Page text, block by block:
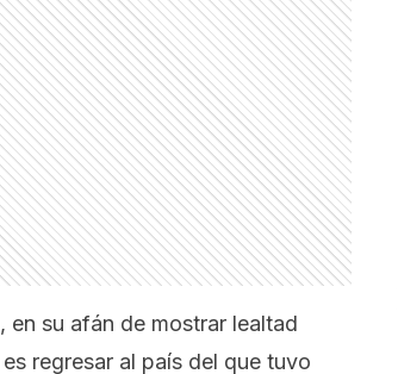
su afán de mostrar lealtad
regresar al país del que tuvo